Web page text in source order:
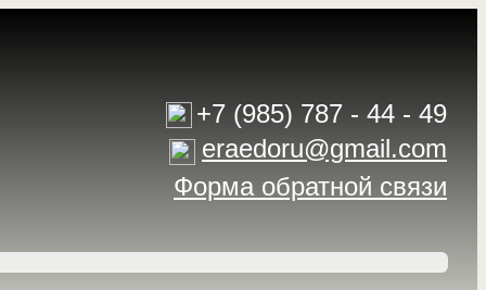
+7 (985) 787 - 44 - 49
eraedoru@gmail.com
Форма обратной связи